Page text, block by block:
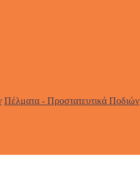
Πέλματα - Προστατευτικά Ποδιών